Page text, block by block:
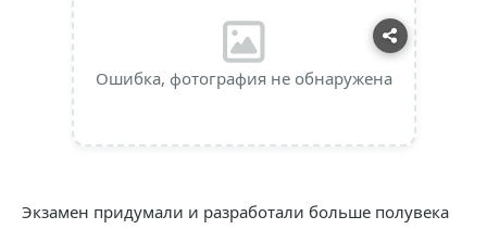
Ошибка, фотография не обнаружена
Экзамен придумали и разработали больше полувека